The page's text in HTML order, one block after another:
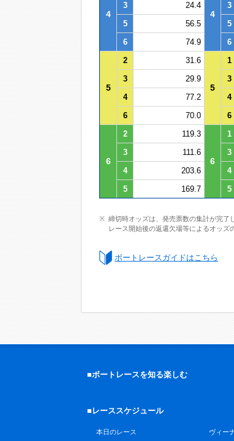
4 4
3
24.4 3
5
56.5 5
6
74.9 6
5
2 31.6
5
1
3
29.9 3
4
77.2 4
6
70.0 6
6
2 119.3
6
1
3
111.6 3
4
203.6 4
5
169.7 5
締切時オッズは、発売票数の集計が完了
レース開始後の返還欠場等によるオッズ
ボートレースガイドはこちら
■ボートレースを知る楽しむ
■レーススケジュール
本日のレース ヴィー